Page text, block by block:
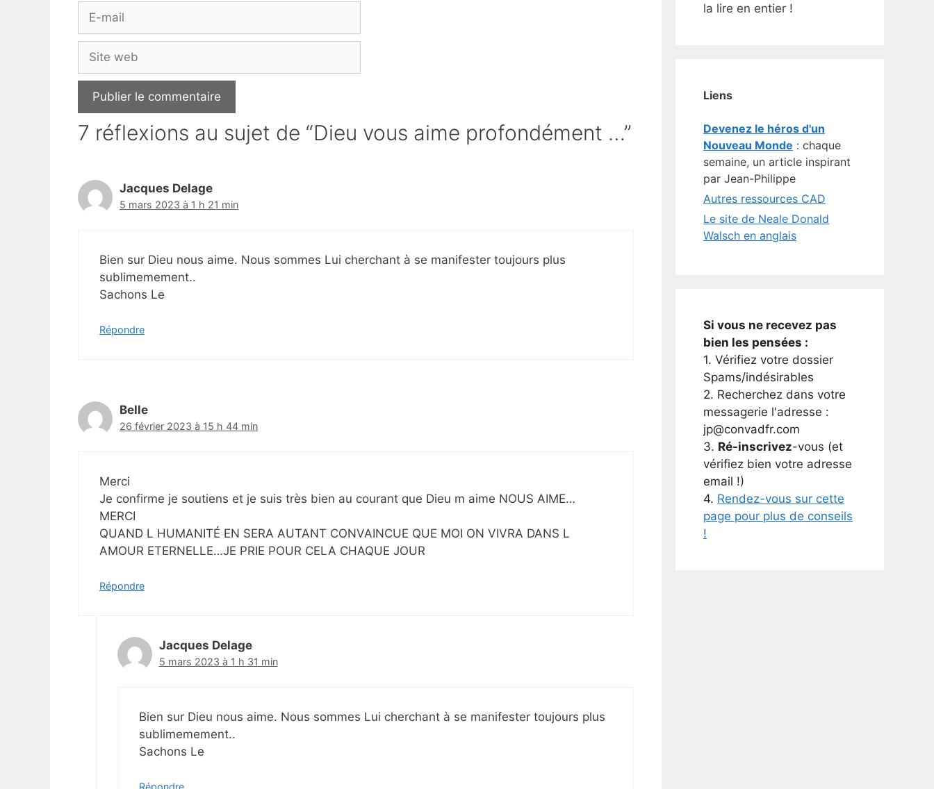
Site
web
7 réflexions au sujet de “Dieu vous aime profondément …”
Jacques Delage
5 mars 2023 à 1 h 21 min
Bien sur Dieu nous aime. Nous sommes Lui cherchant à se manifester toujours plus
sublimemement..
Sachons Le
Répondre
Belle
26 février 2023 à 15 h 44 min
Merci
Je confirme je soutiens et je suis très bien au courant que Dieu m aime NOUS AIME…
MERCI
QUAND L HUMANITÉ EN SERA AUTANT CONVAINCUE QUE MOI ON VIVRA DANS L
AMOUR ETERNELLE…JE PRIE POUR CELA CHAQUE JOUR
Répondre
Jacques Delage
5 mars 2023 à 1 h 31 min
Bien sur Dieu nous aime. Nous sommes Lui cherchant à se manifester toujours plus
sublimemement..
Sachons Le
la lire en entier !
Liens
Devenez le héros d'un
Nouveau Monde : chaque
semaine, un article inspirant
par Jean-Philippe
Autres ressources CAD
Le site de Neale Donald
Walsch en anglais
Si vous ne recevez pas
bien les pensées :
1. Vérifiez votre dossier
Spams/indésirables
2. Recherchez dans votre
messagerie l'adresse :
jp@convadfr.com
3. Ré-inscrivez-vous (et
vérifiez bien votre adresse
email !)
4. Rendez-vous sur cette
page pour plus de conseils
!